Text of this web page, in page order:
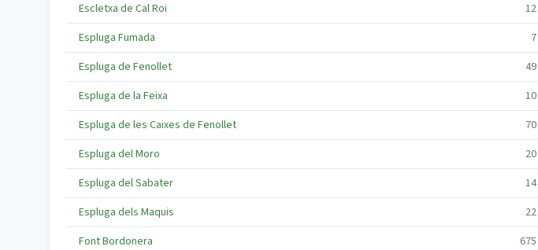
Escletxa de Cal Roi
12
Espluga Fumada
7
Espluga de Fenollet
49
Espluga de la Feixa
10
Espluga de les Caixes de Fenollet
70
Espluga del Moro
20
Espluga del Sabater
14
Espluga dels Maquis
22
Font Bordonera
675